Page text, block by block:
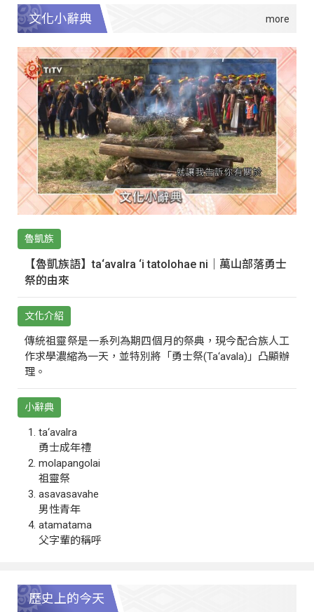
文化小辭典
魯凱族
【魯凱族語】ta‘avalra ‘i tatolohae ni｜萬山部落勇士
祭的由來
文化介紹
傳統祖靈祭是一系列為期四個月的祭典，現今配合族人工
作求學濃縮為一天，並特別將「勇士祭(Ta‘avala)」凸顯辦
理。
小辭典
ta‘avalra
勇士成年禮
molapangolai
祖靈祭
asavasavahe
男性青年
atamatama
父字輩的稱呼
歷史上的今天